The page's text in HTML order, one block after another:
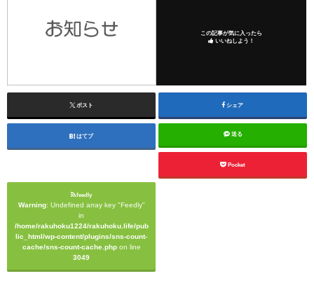
この記事が気に入ったら
いいねしよう！
ポスト シェア
はてブ 送る
Pocket
feedly
Warning: Undefined array key "Feedly"
in
/home/rakuhoku1224/rakuhoku.life/pub
lic_html/wp-content/plugins/sns-count-
cache/sns-count-cache.phpon line
3049